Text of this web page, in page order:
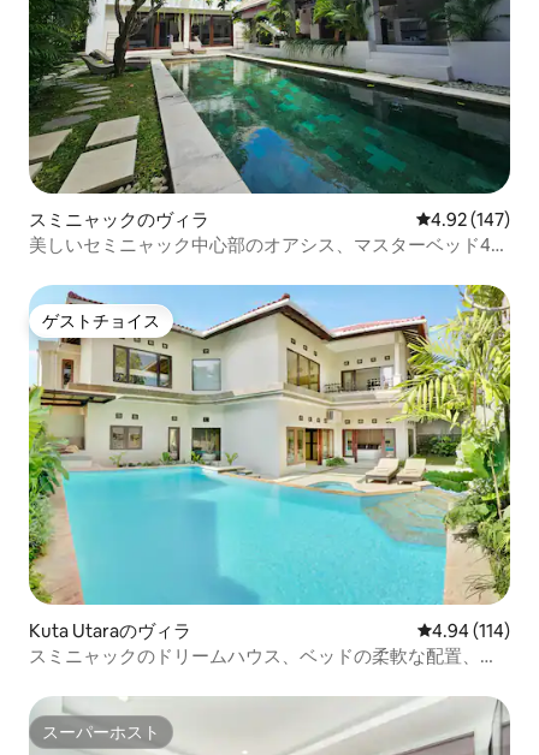
スミニャックのヴィラ レビュー147
4.92 (147)
美しいセミニャック中心部のオアシス、マスターベッド4
ゲストチョイス
ゲストチョイス
Kuta Utaraのヴィラ レビュー114
4.94 (114)
スミニャックのドリームハウス、ベッドの柔軟な配置、豪
スーパーホスト
スーパーホスト